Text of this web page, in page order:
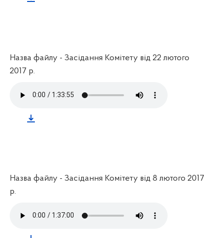
Назва файлу - Засідання Комітету від 22 лютого
2017 р.
Назва файлу - Засідання Комітету від 8 лютого 2017
р.